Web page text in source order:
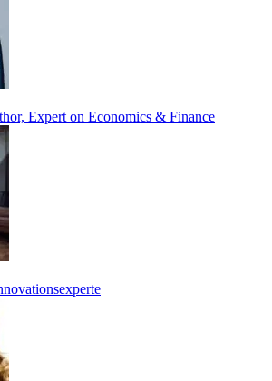
Expert on Economics & Finance